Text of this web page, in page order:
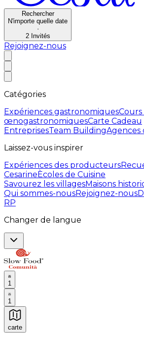
Rechercher
N'importe quelle date
·
2 Invités
Rejoignez-nous
Catégories
Expériences gastronomiquesCours
œnogastronomiquesCarte Cadeau
EntreprisesTeam BuildingAgences
Laissez-vous inspirer
Expériences des producteurs
CesarineÈcoles de Cuisine
Savourez les villagesMaisons
Qui sommes-nousRejoignez-nous
RP
Changer de langue
1
1
carte